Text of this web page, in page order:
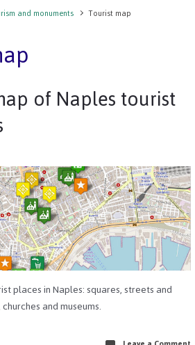
and monuments Tourist map
of Naples tourist
places in Naples: squares, streets and
and museums.